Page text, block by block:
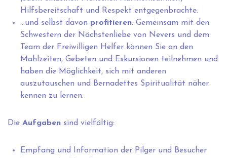
Hilfsbereitschaft und Respekt entgegenbrachte.
…und selbst davon profitieren: Gemeinsam mit den
Schwestern der Nächstenliebe von Nevers und dem
Team der Freiwilligen Helfer können Sie an den
Mahlzeiten, Gebeten und Exkursionen teilnehmen und
haben die Möglichkeit, sich mit anderen
auszutauschen und Bernadettes Spiritualität näher
kennen zu lernen.
Die Aufgaben sind vielfältig:
Empfang und Information der Pilger und Besucher